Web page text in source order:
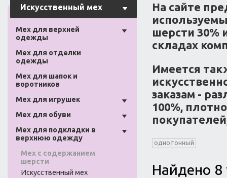
Искусственный мех
Мех для верхней
одежды
Мех для отделки
одежды
Мех для шапок и
воротников
Мех для игрушек
Мех для обуви
Мех для подкладки в
верхнюю одежду
Мех с содержанием
шерсти
Искусственный мех
На сайте
шерсти 30%
складах
Имеется
заказам -
100%,
однотонный
Найдено 8